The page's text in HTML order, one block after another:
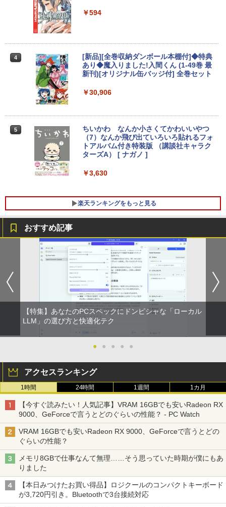
軽量 ブルートゥースHi-Fi 最大36時間再生 ぶ
学/WEB会議(ホワイト)
￥1,964
Xiaomi シャオミ REDMI Buds 8 Lite ワイヤ
￥3,480
￥250
BUGS LIFE
￥250
強炭酸水 ペットボトル 500ミリリットル (Sm
【Amazon.co.jp限定】 伊藤園 磨かれて、澄
みきった日本の水 2L 8本 ラベルレス [ ケース
] [ 水分補給 ]
スーパーの裏でヤニ吸うふたり 9巻 (デジタル
版ビッグガンガンコミックス)
￥12,555
in11搭載 パソコンノートパソコンoffice
付き 初心者向けノートPC 初期設定済 1
5.6型 インテル高速CPU ランダムで発送
Webカメラ zoom 軽量薄型 無線 型番更
￥12,980
【★最大100%ポイント】【Windows11
K A579/第8世代 Core i3/メモリ:4GB/8G
1/中古PC 中古ノートパソコン Windows
11
中古ノートパソコン・ windows11 offic
e付・整備済み品・富士通 LIFEBOOK U
938 超軽量ノートパソコン 13.3型FHD
第7世代 Core i5 / メモリ8GB / SSD256G
B / Webカメラ / 初期設定不要
￥22,800
ニタ 1点 フルHD(1920x1080) 表面処理:
￥6,980
【楽天1位 10.5/11インチ 小型 軽量】モ
IPS パネル 色鮮やか 265g 超軽量 Type-
C対応 miniHDMI モニター 持ち運び サブ
ディスプレイ ミニPC対応 3年保証 EVICI
V
2026夏登場★Switch2ドック不要 モバイ
ル ゲーミングモニター 16インチ 144Hz /
120Hz /60Hz 2k 15.6インチ タッチパネ
2対応 スピーカー内蔵 kksmart
￥11,999
￥594
4
[新品][全巻収納ダンボール本棚付]◆特典
あり◆魔入りました!入間くん (1-49巻 最
新刊)[オリジナル缶バッジ付] 全巻セット
￥30,906
5
ちいかわ なんか小さくてかわいいやつ
（7）なんか飛び出ていろいろ貼れるフォ
トアルバム付き特装版 （講談社キャラク
ターズA） [ ナガノ ]
￥3,630
楽天ランキングをもっと見る
おすすめ記事
【特集】あなたのPCスペックにドンピシャな「ローカル
LLM」の選び方と快適化テク
● ● ● ● ●
アクセスランキング
1時間 24時間 1週間 1カ月
【今すぐ読みたい！人気記事】VRAM 16GBでも安いRadeon RX
9000、GeForceで言うとどのぐらいの性能？ - PC Watch
VRAM 16GBでも安いRadeon RX 9000、GeForceで言うとどの
ぐらいの性能？
メモリ8GBで仕事なんて無理……そう思っていた時期が僕にもあ
りました
【本日みつけたお買い得品】ロジクールのコンパクトキーボード
が3,720円引き。Bluetoothで3台接続対応